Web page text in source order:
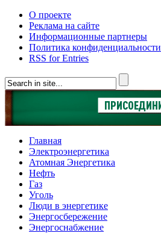
О проекте
Реклама на сайте
Информационные партнеры
Политика конфиденциальности
RSS for Entries
Главная
Электроэнергетика
Атомная Энергетика
Нефть
Газ
Уголь
Люди в энергетике
Энергосбережение
Энергоснабжение